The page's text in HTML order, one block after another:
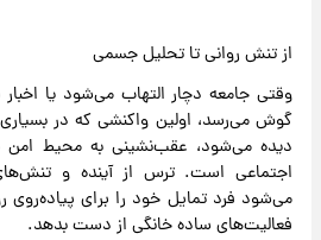
از تنش روانی تا تحلیل جسمی
وقتی جامعه دچار التهاب می‌شود یا
گوش می‌رسد، اولین واکنشی که در بسیاری
دیده می‌شود، عقب‌نشینی به محیط
اجتماعی است. ترس از آینده و
می‌شود فرد تمایل خود را برای پیاده‌روی
فعالیت‌های ساده خانگی از دست بدهد.